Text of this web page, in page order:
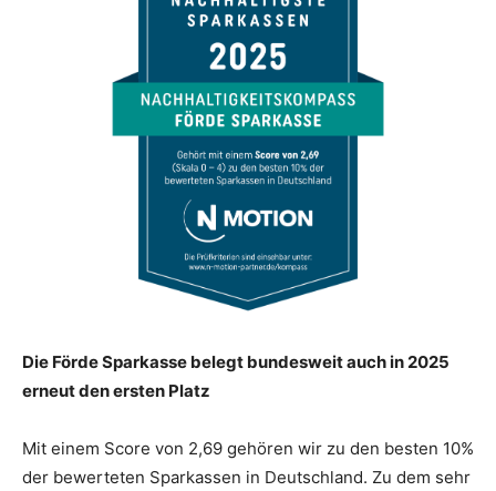
Die Förde Sparkasse belegt bundesweit auch in 2025
erneut den ersten Platz
Mit einem Score von 2,69 gehören wir zu den besten 10%
der bewerteten Sparkassen in Deutschland. Zu dem sehr